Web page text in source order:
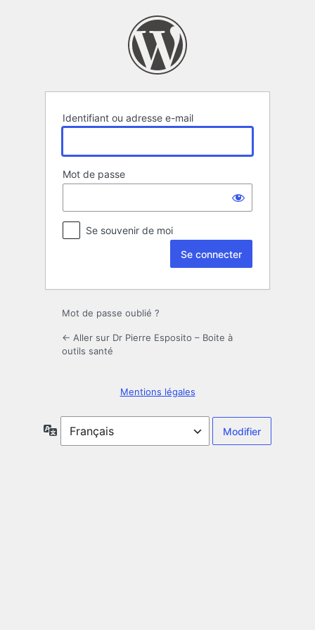
Identifiant ou adresse e-mail
Mot de passe
Se souvenir de moi
Mot de passe oublié ?
← Aller sur Dr Pierre Esposito – Boite à
outils santé
Mentions légales
Langue